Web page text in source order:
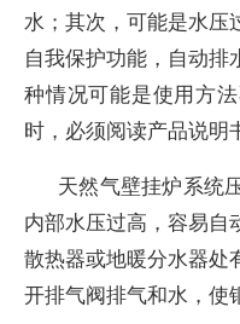
水；其次，可能是水压
自我保护功能，自动排
种情况可能是使用方
时，必须阅读产品说明
天然气壁挂炉系统
内部水压过高，容易自
散热器或地暖分水器处
开排气阀排气和水，使